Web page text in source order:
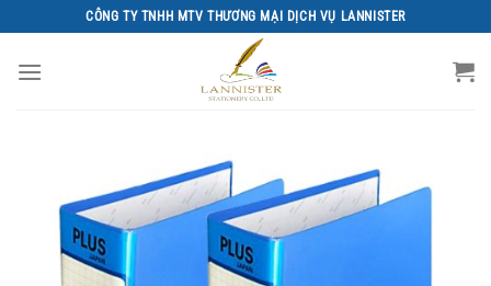
đến
nội
CÔNG TY TNHH MTV THƯƠNG MẠI DỊCH VỤ LANNISTER